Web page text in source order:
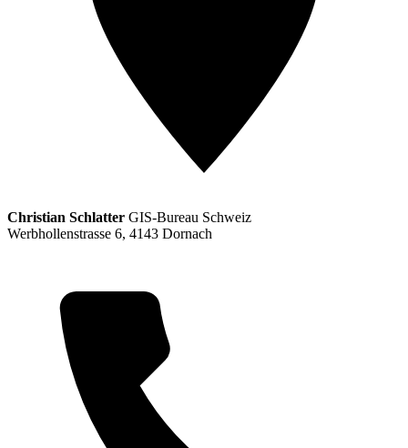
Christian Schlatter GIS-Bureau Schweiz
Werbhollenstrasse 6, 4143 Dornach